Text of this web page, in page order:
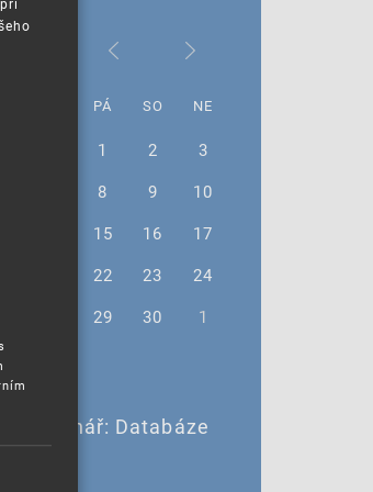
PÁ SO NE
1 2
3
8 9
10
15 16
17
22 23
24
29 30 1
seminář: Databáze